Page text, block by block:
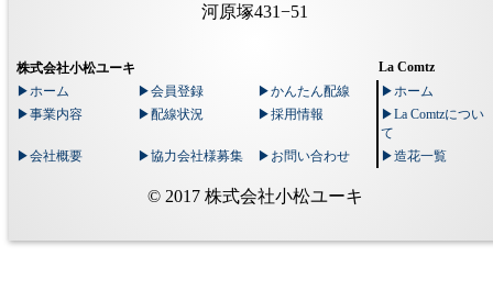
河原塚431−51
株式会社小松ユーキ
La Comtz
▶︎ホーム
▶︎会員登録 ▶︎かんたん配線
▶︎ホーム
▶︎事業内容
▶︎配線状況 ▶︎採用情報
▶︎La Comtzについ
て
▶︎会社概要
▶︎協力会社様募集 ▶︎お問い合わせ ▶︎造花一覧
© 2017 株式会社小松ユーキ